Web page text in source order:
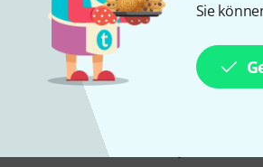
Sie
Newsletter
den Thomann Newsletter und
50 Gutscheinen